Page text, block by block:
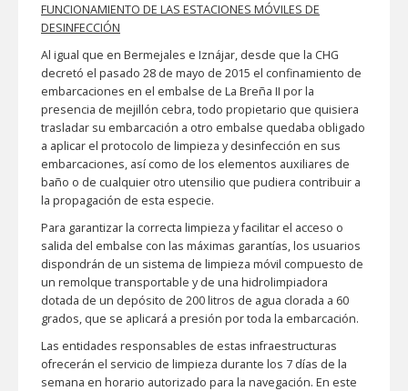
FUNCIONAMIENTO DE LAS ESTACIONES MÓVILES DE
DESINFECCIÓN
Al igual que en Bermejales e Iznájar, desde que la CHG
decretó el pasado 28 de mayo de 2015 el confinamiento de
embarcaciones en el embalse de La Breña II por la
presencia de mejillón cebra, todo propietario que quisiera
trasladar su embarcación a otro embalse quedaba obligado
a aplicar el protocolo de limpieza y desinfección en sus
embarcaciones, así como de los elementos auxiliares de
baño o de cualquier otro utensilio que pudiera contribuir a
la propagación de esta especie.
Para garantizar la correcta limpieza y facilitar el acceso o
salida del embalse con las máximas garantías, los usuarios
dispondrán de un sistema de limpieza móvil compuesto de
un remolque transportable y de una hidrolimpiadora
dotada de un depósito de 200 litros de agua clorada a 60
grados, que se aplicará a presión por toda la embarcación.
Las entidades responsables de estas infraestructuras
ofrecerán el servicio de limpieza durante los 7 días de la
semana en horario autorizado para la navegación. En este